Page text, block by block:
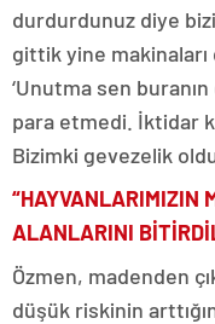
durdurdunuz diye
gittik yine
‘Unutma sen
para etmedi. İktidar
Bizimki gevezelik
“HAYVANLARIMIZIN
ALANLARINI
Özmen, madenden
düşük riskinin